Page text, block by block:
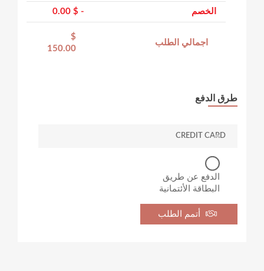
الخصم - $ 0.00
اجمالي الطلب
$
150.00
طرق الدفع
CREDIT CARD
الدفع عن طريق
البطاقة الأئتمانية
أتمم الطلب